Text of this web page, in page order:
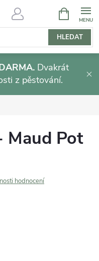
HLEDAT
NÁKUPNÍ
KOŠÍK
Dvakrát
z pěstování.
Maud Pot
hodnocení